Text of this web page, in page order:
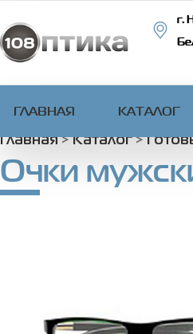
г.
ГЛАВНАЯ КАТАЛОГ
Главная>Каталог>
Очки